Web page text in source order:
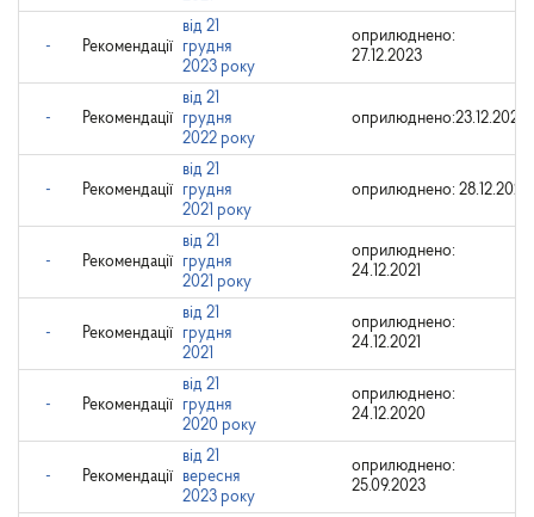
- Рекомендації
від 21
грудня
2023 року
оприлюднено:
27.12.2023
- Рекомендації
від 21
грудня
2022 року
оприлюднено:23.12.2022
- Рекомендації
від 21
грудня
2021 року
оприлюднено: 28.12.2021
- Рекомендації
від 21
грудня
2021 року
оприлюднено:
24.12.2021
- Рекомендації
від 21
грудня
2021
оприлюднено:
24.12.2021
- Рекомендації
від 21
грудня
2020 року
оприлюднено:
24.12.2020
- Рекомендації
від 21
вересня
2023 року
оприлюднено:
25.09.2023